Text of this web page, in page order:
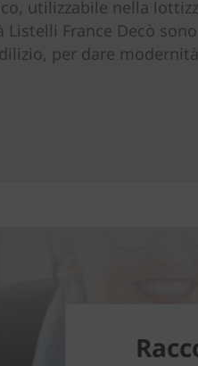
utilizzabile nella
France Decò
per dare